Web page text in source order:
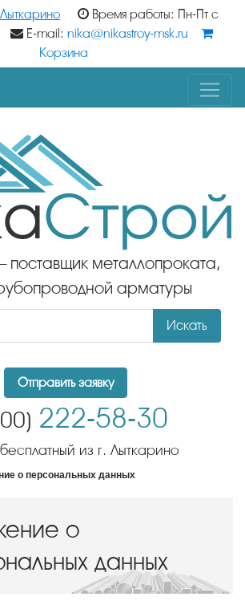
Лыткарино
Время работы: Пн-Пт с
E-mail: nika@nikastroy-msk.ru
Корзина
поставщик металлопроката,
арматуры
Искать
Отправить заявку
222-58-30
из г. Лыткарино
о персональных данных
о
данных